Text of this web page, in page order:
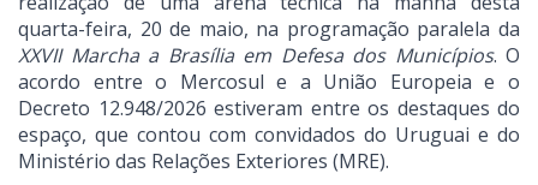
quarta-feira, 20 de maio, na programação paralela da
XXVII Marcha a Brasília em Defesa dos Municípios. O
acordo entre o Mercosul e a União Europeia e o
Decreto 12.948/2026 estiveram entre os destaques do
espaço, que contou com convidados do Uruguai e do
Ministério das Relações Exteriores (MRE).